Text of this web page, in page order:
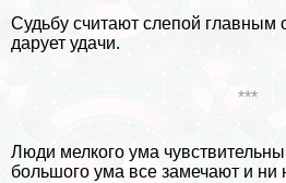
Судьбу считают слепой главным
дарует удачи.
***
Люди мелкого ума
большого ума все замечают и ни